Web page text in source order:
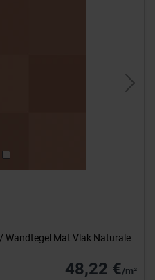
Next
Wandtegel Mat Vlak Naturale
48,22 €/m²